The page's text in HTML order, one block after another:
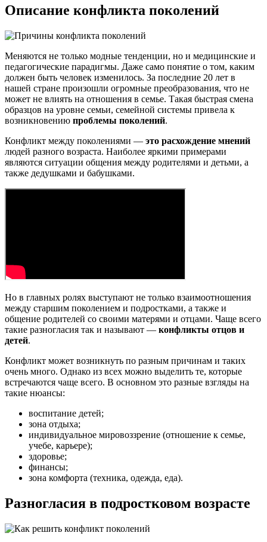
Описание конфликта поколений
Меняются не только модные тенденции, но и медицинские и
педагогические парадигмы. Даже само понятие о том, каким
должен быть человек изменилось. За последние 20 лет в
нашей стране произошли огромные преобразования, что не
может не влиять на отношения в семье. Такая быстрая смена
образцов на уровне семьи, семейной системы привела к
возникновению проблемы поколений.
Конфликт между поколениями — это расхождение мнений
людей разного возраста. Наиболее яркими примерами
являются ситуации общения между родителями и детьми, а
также дедушками и бабушками.
Но в главных ролях выступают не только взаимоотношения
между старшим поколением и подростками, а также и
общение родителей со своими матерями и отцами. Чаще всего
такие разногласия так и называют — конфликты отцов и
детей.
Конфликт может возникнуть по разным причинам и таких
очень много. Однако из всех можно выделить те, которые
встречаются чаще всего. В основном это разные взгляды на
такие нюансы:
воспитание детей;
зона отдыха;
индивидуальное мировоззрение (отношение к семье,
учебе, карьере);
здоровье;
финансы;
зона комфорта (техника, одежда, еда).
Разногласия в подростковом возрасте